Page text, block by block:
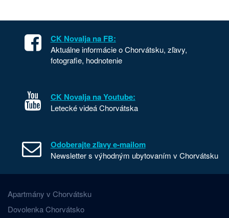
CK Novalja na FB:
Aktuálne informácie o Chorvátsku, zľavy,
fotografie, hodnotenie
CK Novalja na Youtube:
Letecké videá Chorvátska
Odoberajte zľavy e-mailom
Newsletter s výhodným ubytovaním v Chorvátsku
Apartmány v Chorvátsku
Dovolenka Chorvátsko